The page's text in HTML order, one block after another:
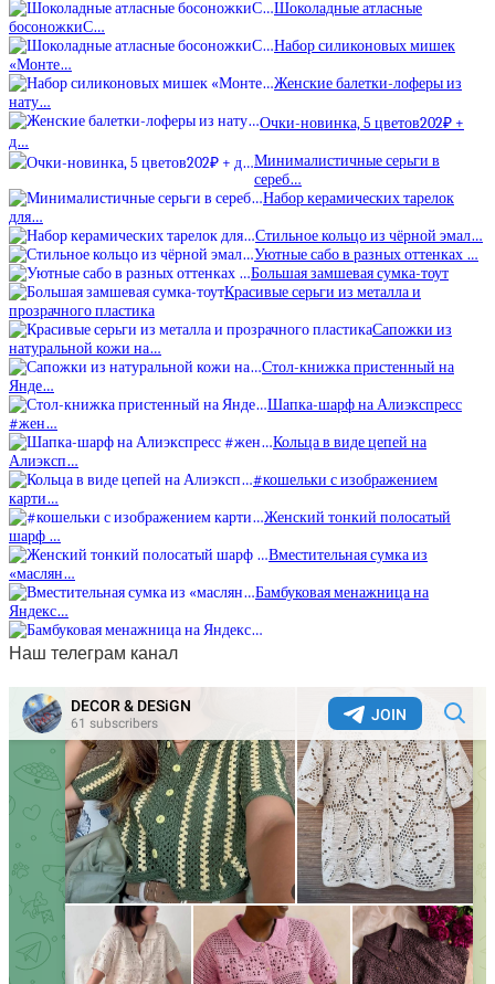
Шоколадные атласные
босоножкиС…
Набор силиконовых мишек
«Монте…
Женские балетки-лоферы из
нату…
Очки-новинка, 5 цветов202₽ +
д…
Минималистичные серьги в
сереб…
Набор керамических тарелок
для…
Стильное кольцо из чёрной эмал…
Уютные сабо в разных оттенках …
Большая замшевая сумка-тоут
Красивые серьги из металла и
прозрачного пластика
Сапожки из
натуральной кожи на…
Стол-книжка пристенный на
Янде…
Шапка-шарф на Алиэкспресс
#жен…
Кольца в виде цепей на
Алиэксп…
#кошельки с изображением
карти…
Женский тонкий полосатый
шарф …
Вместительная сумка из
«маслян…
Бамбуковая менажница на
Яндекс…
Наш телеграм канал